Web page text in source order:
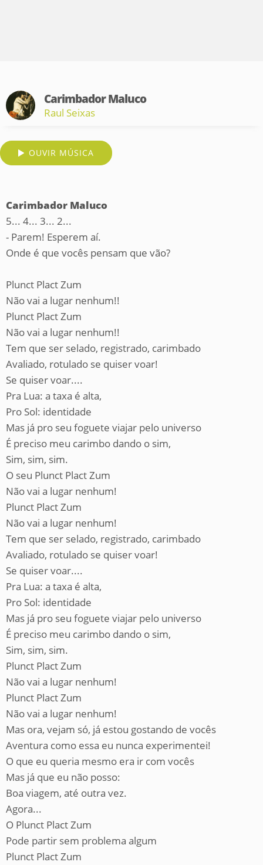
Carimbador Maluco
Raul Seixas
OUVIR MÚSICA
Carimbador Maluco
5... 4... 3... 2...
- Parem! Esperem aí.
Onde é que vocês pensam que vão?
Plunct Plact Zum
Não vai a lugar nenhum!!
Plunct Plact Zum
Não vai a lugar nenhum!!
Tem que ser selado, registrado, carimbado
Avaliado, rotulado se quiser voar!
Se quiser voar....
Pra Lua: a taxa é alta,
Pro Sol: identidade
Mas já pro seu foguete viajar pelo universo
É preciso meu carimbo dando o sim,
Sim, sim, sim.
O seu Plunct Plact Zum
Não vai a lugar nenhum!
Plunct Plact Zum
Não vai a lugar nenhum!
Tem que ser selado, registrado, carimbado
Avaliado, rotulado se quiser voar!
Se quiser voar....
Pra Lua: a taxa é alta,
Pro Sol: identidade
Mas já pro seu foguete viajar pelo universo
É preciso meu carimbo dando o sim,
Sim, sim, sim.
Plunct Plact Zum
Não vai a lugar nenhum!
Plunct Plact Zum
Não vai a lugar nenhum!
Mas ora, vejam só, já estou gostando de vocês
Aventura como essa eu nunca experimentei!
O que eu queria mesmo era ir com vocês
Mas já que eu não posso:
Boa viagem, até outra vez.
Agora...
O Plunct Plact Zum
Pode partir sem problema algum
Plunct Plact Zum